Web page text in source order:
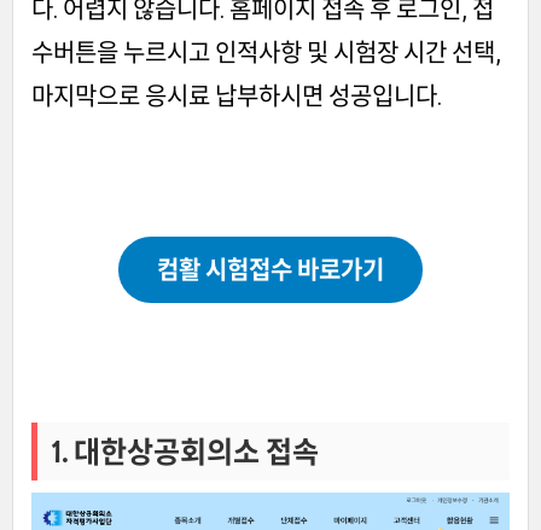
다. 어렵지 않습니다. 홈페이지 접속 후 로그인, 접
수버튼을 누르시고 인적사항 및 시험장 시간 선택,
마지막으로 응시료 납부하시면 성공입니다.
컴활 시험접수 바로가기
1. 대한상공회의소 접속